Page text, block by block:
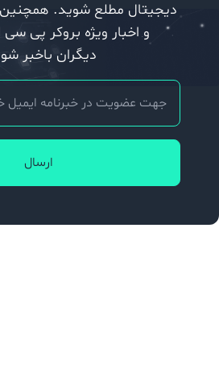
دیجیتال مطلع شوید. همچنین
و اخبار ویژه بروکر پی سی
دیگران باخبر